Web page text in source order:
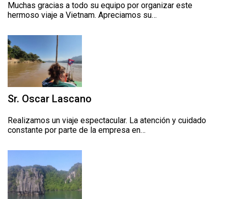
Muchas gracias a todo su equipo por organizar este
hermoso viaje a Vietnam. Apreciamos su…
Sr. Oscar Lascano
Realizamos un viaje espectacular. La atención y cuidado
constante por parte de la empresa en…